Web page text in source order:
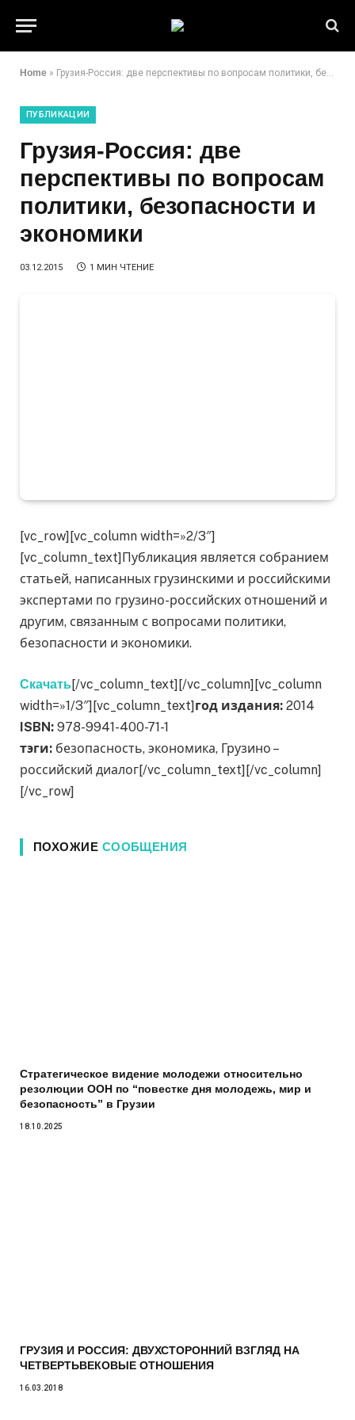
Home » Грузия-Россия: две перспективы по вопросам политики, безопасности и экономики
ПУБЛИКАЦИИ
Грузия-Россия: две
перспективы по вопросам
политики, безопасности и
экономики
03.12.2015 1 МИН ЧТЕНИЕ
[vc_row][vc_column width=»2/3″]
[vc_column_text]Публикация является собранием
статьей, написанных грузинскими и российскими
экспертами по грузино-российских отношений и
другим, связанным с вопросами политики,
безопасности и экономики.
Скачать[/vc_column_text][/vc_column][vc_column
width=»1/3″][vc_column_text]год издания: 2014
ISBN: 978-9941-400-71-1
тэги: безопасность, экономика, Грузино –
российский диалог[/vc_column_text][/vc_column]
[/vc_row]
ПОХОЖИЕ СООБЩЕНИЯ
Стратегическое видение молодежи относительно
резолюции ООН по “повестке дня молодежь, мир и
безопасность” в Грузии
18.10.2025
ГРУЗИЯ И РОССИЯ: ДВУХСТОРОННИЙ ВЗГЛЯД НА
ЧЕТВЕРТЬВЕКОВЫЕ ОТНОШЕНИЯ
16.03.2018